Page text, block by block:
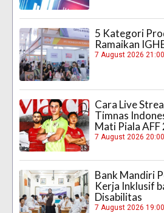
5 Kategori
Ramaikan
7 August 2026
Cara Live
Timnas
Mati Piala AFF
7 August 2026
Bank Mandiri
Kerja Inklusif
Disabilitas
7 August 2026